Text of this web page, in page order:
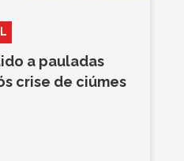
a pauladas
crise de ciúmes